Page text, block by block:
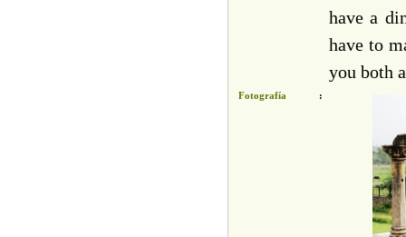
have a
have to
you both
Fotografía :